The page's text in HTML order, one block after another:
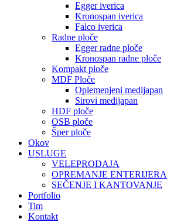
Egger iverica
Kronospan iverica
Falco iverica
Radne ploče
Egger radne ploče
Kronospan radne ploče
Kompakt ploče
MDF Ploče
Oplemenjeni medijapan
Sirovi medijapan
HDF ploče
OSB ploče
Šper ploče
Okov
USLUGE
VELEPRODAJA
OPREMANJE ENTERIJERA
SEČENJE I KANTOVANJE
Portfolio
Tim
Kontakt